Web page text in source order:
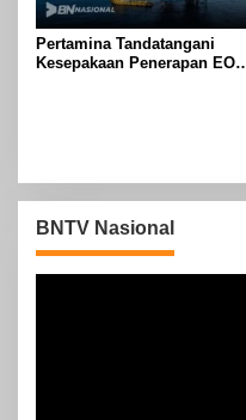
Pertamina Tandatangani
Kesepakaan Penerapan EOR
BNTV Nasional